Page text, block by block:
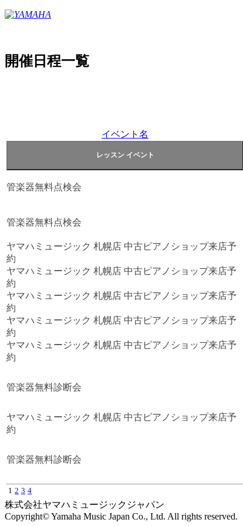
開催日程一覧
イベント名
管楽器無料点検会
管楽器無料点検会
ヤマハミュージック 札幌店 中古ピアノショップ来店予
約
ヤマハミュージック 札幌店 中古ピアノショップ来店予
約
ヤマハミュージック 札幌店 中古ピアノショップ来店予
約
ヤマハミュージック 札幌店 中古ピアノショップ来店予
約
ヤマハミュージック 札幌店 中古ピアノショップ来店予
約
管楽器無料診断会
ヤマハミュージック 札幌店 中古ピアノショップ来店予
約
管楽器無料診断会
1 2 3 4
株式会社ヤマハミュージックジャパン
Copyright© Yamaha Music Japan Co., Ltd. All rights reserved.